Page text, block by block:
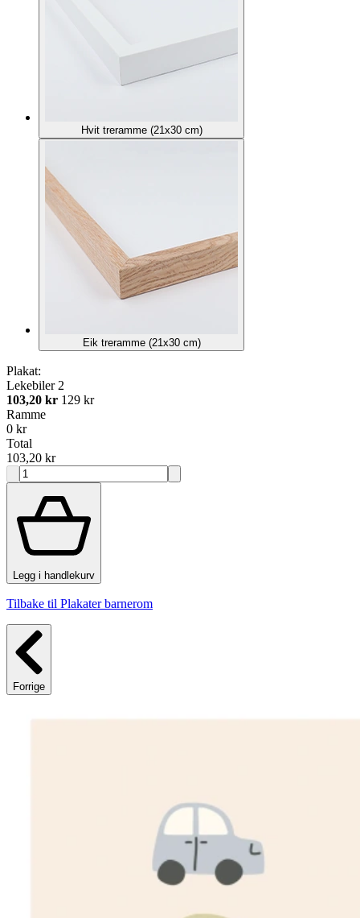
Hvit treramme (21x30 cm)
Eik treramme (21x30 cm)
Plakat:
Lekebiler 2
103,20 kr 129 kr
Ramme
0 kr
Total
103,20 kr
Legg i handlekurv
Tilbake til Plakater barnerom
Forrige